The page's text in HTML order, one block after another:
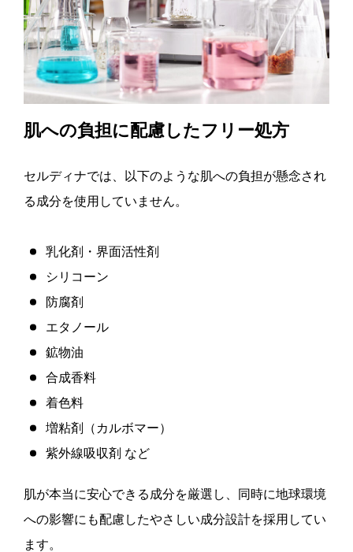
肌への負担に配慮したフリー処方
セルディナでは、以下のような肌への負担が懸念され
る成分を使用していません。
乳化剤・界面活性剤
シリコーン
防腐剤
エタノール
鉱物油
合成香料
着色料
増粘剤（カルボマー）
紫外線吸収剤 など
肌が本当に安心できる成分を厳選し、同時に地球環境
への影響にも配慮したやさしい成分設計を採用してい
ます。